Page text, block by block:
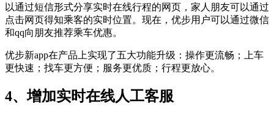
以通过短信形式分享实时在线行程的网页，家人朋友可以通过
点击网页得知乘客的实时位置。现在，优步用户可以通过微信
和qq向朋友推荐乘车优惠。
优步新app在产品上实现了五大功能升级：操作更流畅；上车
更快速；找车更方便；服务更优质；行程更放心。
4、增加实时在线人工客服